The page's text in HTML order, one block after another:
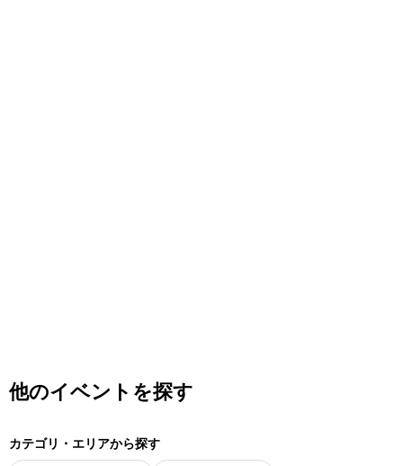
他のイベントを探す
カテゴリ・エリアから探す